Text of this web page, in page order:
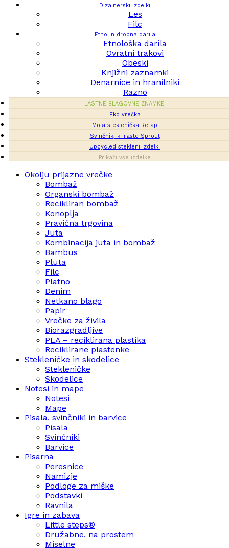
Dizajnerski izdelki
Les
Filc
Etno in drobna darila
Etnološka darila
Ovratni trakovi
Obeski
Knjižni zaznamki
Denarnice in hranilniki
Razno
LASTNE BLAGOVNE ZNAMKE:
Eko vrečka
Moja steklenička Retap
Svinčnik, ki raste Sprout
Upcycled stekleni izdelki
Prikaži vse izdelke
Okolju prijazne vrečke
Bombaž
Organski bombaž
Recikliran bombaž
Konoplja
Pravična trgovina
Juta
Kombinacija juta in bombaž
Bambus
Pluta
Filc
Platno
Denim
Netkano blago
Papir
Vrečke za živila
Biorazgradljive
PLA – reciklirana plastika
Reciklirane plastenke
Stekleničke in skodelice
Stekleničke
Skodelice
Notesi in mape
Notesi
Mape
Pisala, svinčniki in barvice
Pisala
Svinčniki
Barvice
Pisarna
Peresnice
Namizje
Podloge za miške
Podstavki
Ravnila
Igre in zabava
Little steps®
Družabne, na prostem
Miselne